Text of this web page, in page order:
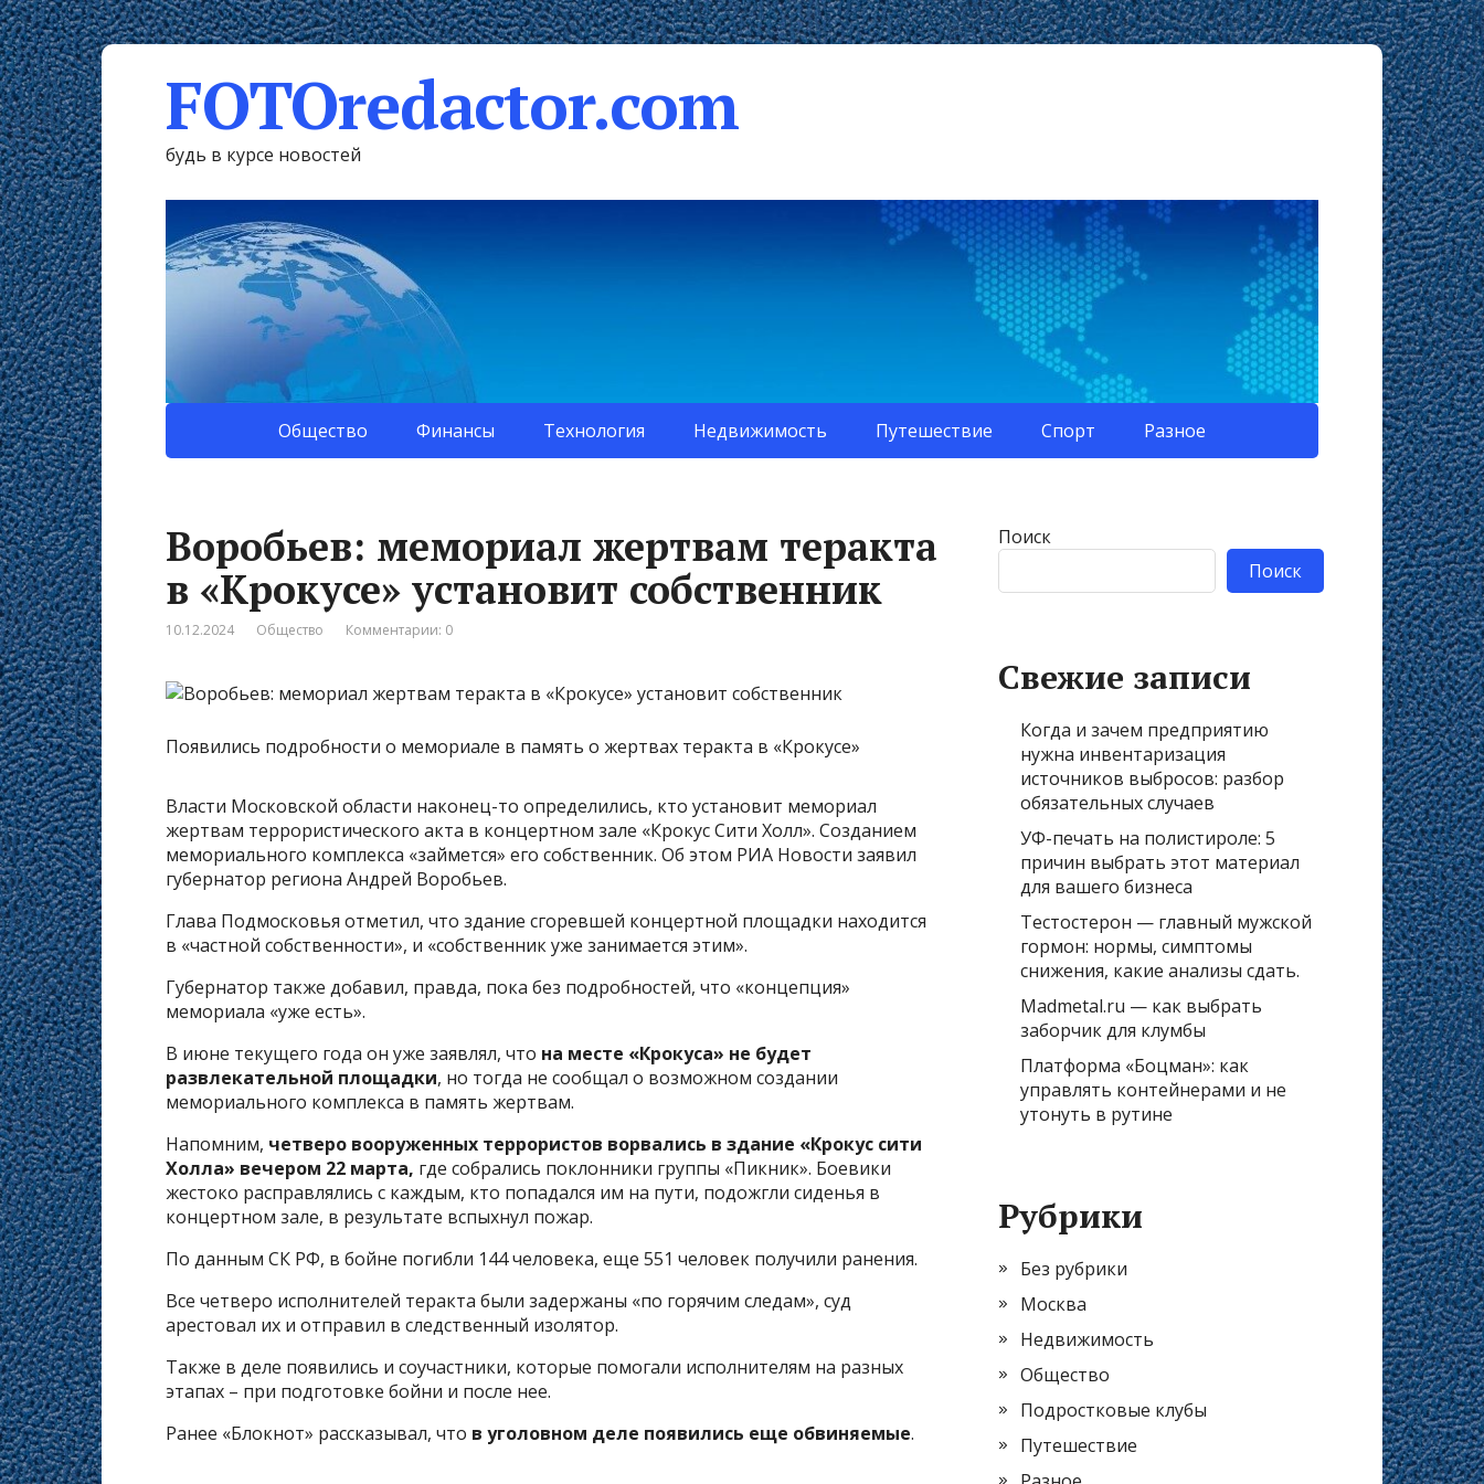
FOTOredactor.com
будь в курсе новостей
Общество Финансы Технология Недвижимость Путешествие Спорт Разное
Воробьев: мемориал жертвам теракта
в «Крокусе» установит собственник
10.12.2024 Общество Комментарии: 0
Появились подробности о мемориале в память о жертвах теракта в «Крокусе»
Власти Московской области наконец-то определились, кто установит мемориал
жертвам террористического акта в концертном зале «Крокус Сити Холл». Созданием
мемориального комплекса «займется» его собственник. Об этом РИА Новости заявил
губернатор региона Андрей Воробьев.
Глава Подмосковья отметил, что здание сгоревшей концертной площадки находится
в «частной собственности», и «собственник уже занимается этим».
Губернатор также добавил, правда, пока без подробностей, что «концепция»
мемориала «уже есть».
В июне текущего года он уже заявлял, что на месте «Крокуса» не будет
развлекательной площадки, но тогда не сообщал о возможном создании
мемориального комплекса в память жертвам.
Напомним, четверо вооруженных террористов ворвались в здание «Крокус сити
Холла» вечером 22 марта, где собрались поклонники группы «Пикник». Боевики
жестоко расправлялись с каждым, кто попадался им на пути, подожгли сиденья в
концертном зале, в результате вспыхнул пожар.
По данным СК РФ, в бойне погибли 144 человека, еще 551 человек получили ранения.
Все четверо исполнителей теракта были задержаны «по горячим следам», суд
арестовал их и отправил в следственный изолятор.
Также в деле появились и соучастники, которые помогали исполнителям на разных
этапах – при подготовке бойни и после нее.
Ранее «Блокнот» рассказывал, что в уголовном деле появились еще обвиняемые.
Поиск
Поиск
Свежие записи
Когда и зачем предприятию
нужна инвентаризация
источников выбросов: разбор
обязательных случаев
УФ-печать на полистироле: 5
причин выбрать этот материал
для вашего бизнеса
Тестостерон — главный мужской
гормон: нормы, симптомы
снижения, какие анализы сдать.
Madmetal.ru — как выбрать
заборчик для клумбы
Платформа «Боцман»: как
управлять контейнерами и не
утонуть в рутине
Рубрики
Без рубрики
Москва
Недвижимость
Общество
Подростковые клубы
Путешествие